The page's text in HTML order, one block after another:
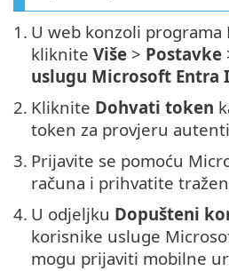
1. U web konzoli programa
kliknite Više > Postavke
uslugu Microsoft Entra
2. Kliknite Dohvati token
token za provjeru
3. Prijavite se pomoću
računa i prihvatite
4. U odjeljku Dopušteni
korisnike usluge
mogu prijaviti mobilne